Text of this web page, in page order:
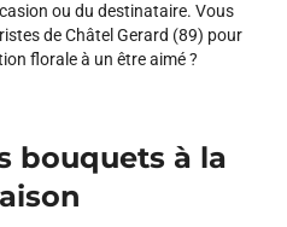
ou du destinataire. Vous
de Châtel Gerard (89) pour
florale à un être aimé ?
bouquets à la